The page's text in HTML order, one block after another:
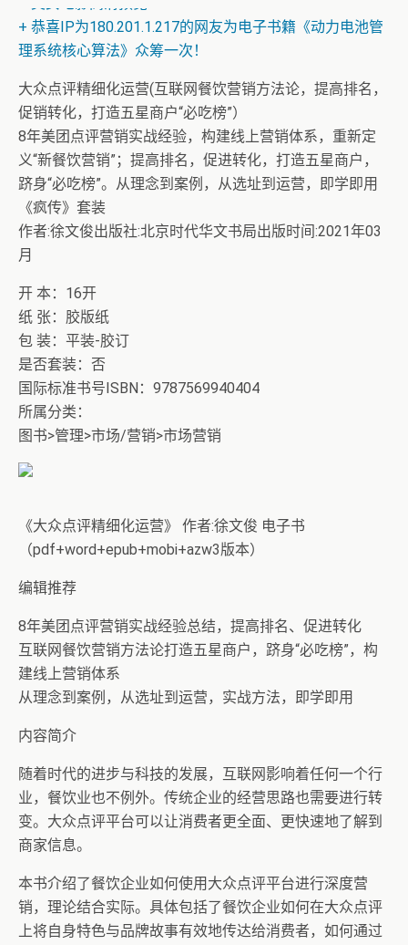
+ 恭喜IP为180.201.1.217的网友为电子书籍《动力电池管
理系统核心算法》众筹一次！
大众点评精细化运营(互联网餐饮营销方法论，提高排名，
促销转化，打造五星商户“必吃榜”）
8年美团点评营销实战经验，构建线上营销体系，重新定
义“新餐饮营销”；提高排名，促进转化，打造五星商户，
跻身“必吃榜”。从理念到案例，从选址到运营，即学即用
《疯传》套装
作者:徐文俊出版社:北京时代华文书局出版时间:2021年03
月
开 本：16开
纸 张：胶版纸
包 装：平装-胶订
是否套装：否
国际标准书号ISBN：9787569940404
所属分类：
图书>管理>市场/营销>市场营销
《大众点评精细化运营》 作者:徐文俊 电子书
（pdf+word+epub+mobi+azw3版本）
编辑推荐
8年美团点评营销实战经验总结，提高排名、促进转化
互联网餐饮营销方法论打造五星商户，跻身“必吃榜”，构
建线上营销体系
从理念到案例，从选址到运营，实战方法，即学即用
内容简介
随着时代的进步与科技的发展，互联网影响着任何一个行
业，餐饮业也不例外。传统企业的经营思路也需要进行转
变。大众点评平台可以让消费者更全面、更快速地了解到
商家信息。
本书介绍了餐饮企业如何使用大众点评平台进行深度营
销，理论结合实际。具体包括了餐饮企业如何在大众点评
上将自身特色与品牌故事有效地传达给消费者，如何通过